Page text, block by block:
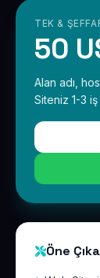
TEK &
50
Alan adı,
Siteniz 1-3
Öne